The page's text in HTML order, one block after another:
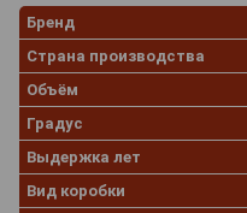
Бренд
Страна производства
Объём
Градус
Выдержка лет
Вид коробки